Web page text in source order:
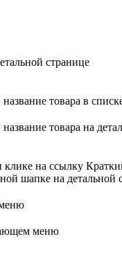
странице
товара в
товара на
клике на ссылку
шапке на детальной
меню